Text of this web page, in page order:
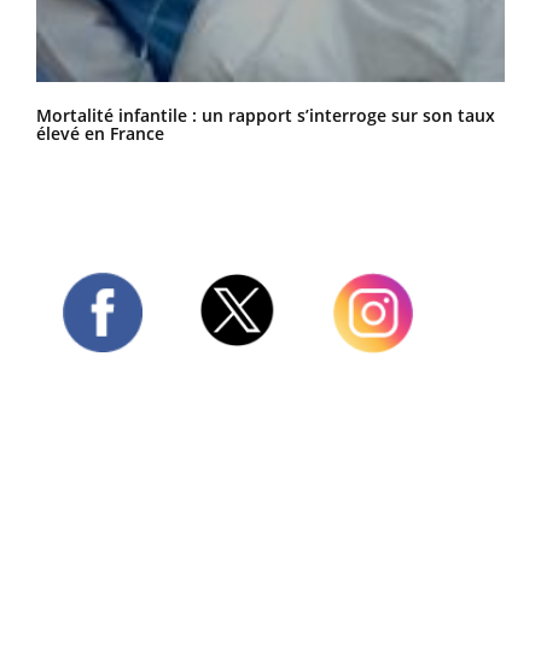
Mortalité infantile : un rapport s’interroge sur son taux
élevé en France